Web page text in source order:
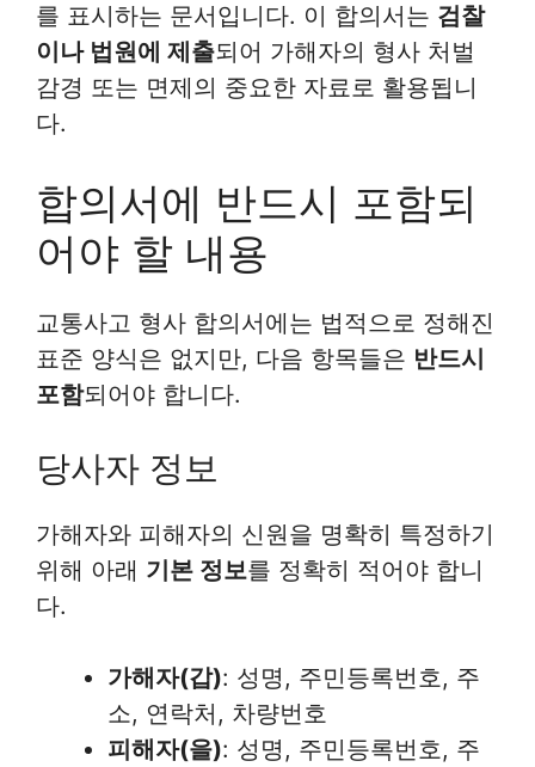
를 표시하는 문서입니다. 이 합의서는 검찰
이나 법원에 제출되어 가해자의 형사 처벌
감경 또는 면제의 중요한 자료로 활용됩니
다.
합의서에 반드시 포함되
어야 할 내용
교통사고 형사 합의서에는 법적으로 정해진
표준 양식은 없지만, 다음 항목들은 반드시
포함되어야 합니다.
당사자 정보
가해자와 피해자의 신원을 명확히 특정하기
위해 아래 기본 정보를 정확히 적어야 합니
다.
가해자(갑): 성명, 주민등록번호, 주
소, 연락처, 차량번호
피해자(을): 성명, 주민등록번호, 주